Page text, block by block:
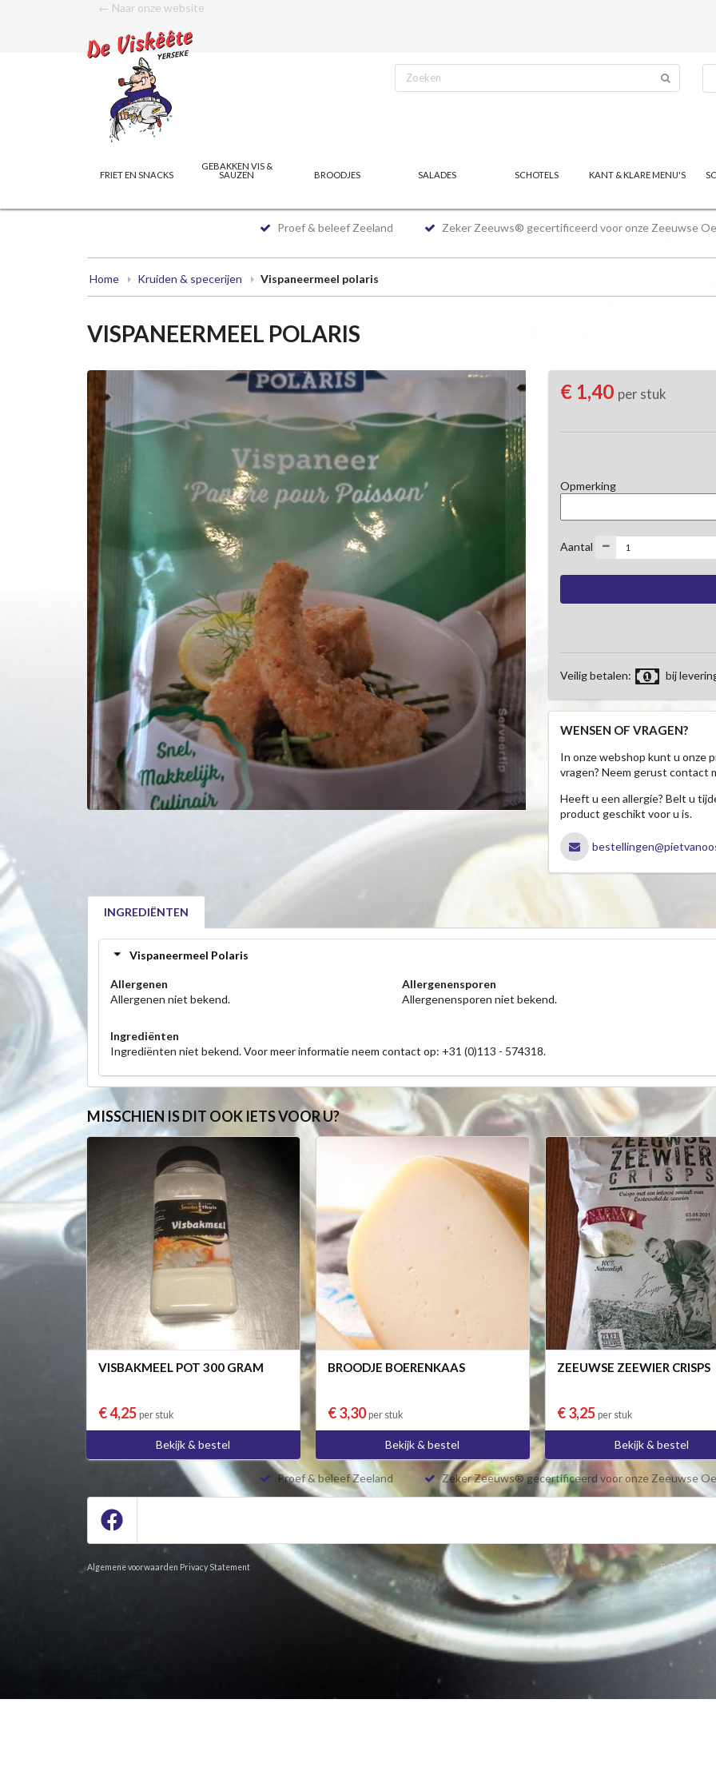
← Naar onze website
FRIET EN SNACKS
GEBAKKEN VIS &
SAUZEN
BROODJES SALADES SCHOTELS KANT & KLARE MENU'S
Proef & beleef Zeeland Zeker Zeeuws® gecertificeerd voor onze Zeeuwse
Home Kruiden & specerijen Vispaneermeel polaris
VISPANEERMEEL POLARIS
€ 1,40 per stuk
Opmerking
Aantal
Veilig betalen: bij
WENSEN OF VRAGEN?
In onze webshop kunt u onze
vragen? Neem gerust contact
Heeft u een allergie? Belt u
product geschikt voor u is.
INGREDIËNTEN
Vispaneermeel Polaris
Allergenen
Allergenen niet bekend.
Allergenensporen
Allergenensporen niet bekend.
Ingrediënten
Ingrediënten niet bekend. Voor meer informatie neem contact op: +31 (0)113 - 574318.
MISSCHIEN IS DIT OOK IETS VOOR U?
VISBAKMEEL POT 300 GRAM
€ 4,25 per stuk
Bekijk & bestel
BROODJE BOERENKAAS
€ 3,30per stuk
Bekijk & bestel
ZEEUWSE ZEEWIER CRISPS
€ 3,25 per stuk
Bekijk & bestel
Proef & beleef Zeeland Zeker Zeeuws® gecertificeerd voor onze Zeeuwse
Algemene voorwaarden Privacy Statement Een Bon